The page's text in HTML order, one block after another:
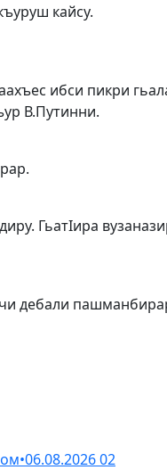
кайсу.
ибси пикри
В.Путинни.
ГьатIира
дебали
•06.08.202602